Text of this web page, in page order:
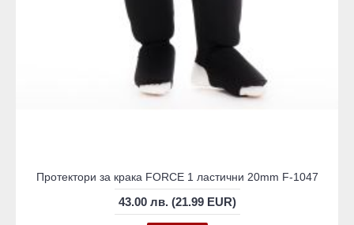
Протектори за крака FORCE 1 ластични 20mm F-1047
43.00 лв. (21.99 EUR)